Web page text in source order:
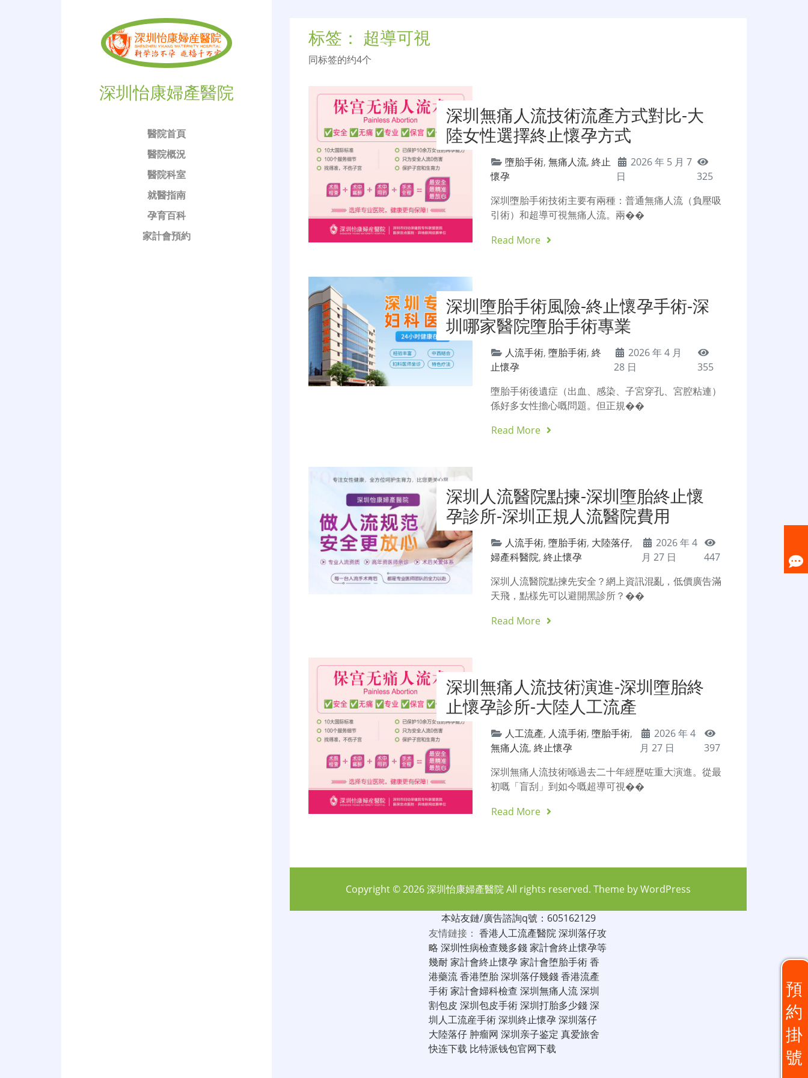
深圳怡康婦產醫院
醫院首頁
醫院概況
醫院科室
就醫指南
孕育百科
家計會預約
标签： 超導可視
同标签的约4个
深圳無痛人流技術流產方式對比-大
陸女性選擇終止懷孕方式
墮胎手術,無痛人流,終止
懷孕
2026 年 5 月 7
日
325
深圳墮胎手術技術主要有兩種：普通無痛人流（負壓吸
引術）和超導可視無痛人流。兩��
Read More
深圳墮胎手術風險-終止懷孕手術-深
圳哪家醫院墮胎手術專業
人流手術,墮胎手術,終
止懷孕
2026 年 4 月
28 日
355
墮胎手術後遺症（出血、感染、子宮穿孔、宮腔粘連）
係好多女性擔心嘅問題。但正規��
Read More
深圳人流醫院點揀-深圳墮胎終止懷
孕診所-深圳正規人流醫院費用
人流手術,墮胎手術, 大陸落仔,
婦產科醫院,終止懷孕
2026 年 4
月 27 日
447
深圳人流醫院點揀先安全？網上資訊混亂，低價廣告滿
天飛，點樣先可以避開黑診所？��
Read More
深圳無痛人流技術演進-深圳墮胎終
止懷孕診所-大陸人工流產
人工流產, 人流手術,墮胎手術,
無痛人流,終止懷孕
2026 年 4
月 27 日
397
深圳無痛人流技術喺過去二十年經歷咗重大演進。從最
初嘅「盲刮」到如今嘅超導可視��
Read More
預
約
掛
號
Copyright © 2026深圳怡康婦產醫院All rights reserved. Theme byWordPress
本站友鏈/廣告諮詢q號：605162129
友情鏈接： 香港人工流產醫院深圳落仔攻
略 深圳性病檢查幾多錢家計會終止懷孕等
幾耐家計會終止懷孕家計會堕胎手術香
港藥流香港堕胎深圳落仔幾錢香港流產
手術家計會婦科檢查 深圳無痛人流深圳
割包皮 深圳包皮手術深圳打胎多少錢深
圳人工流産手術深圳終止懷孕深圳落仔
大陸落仔 肿瘤网 深圳亲子鉴定 真爱旅舍
快连下载 比特派钱包官网下载